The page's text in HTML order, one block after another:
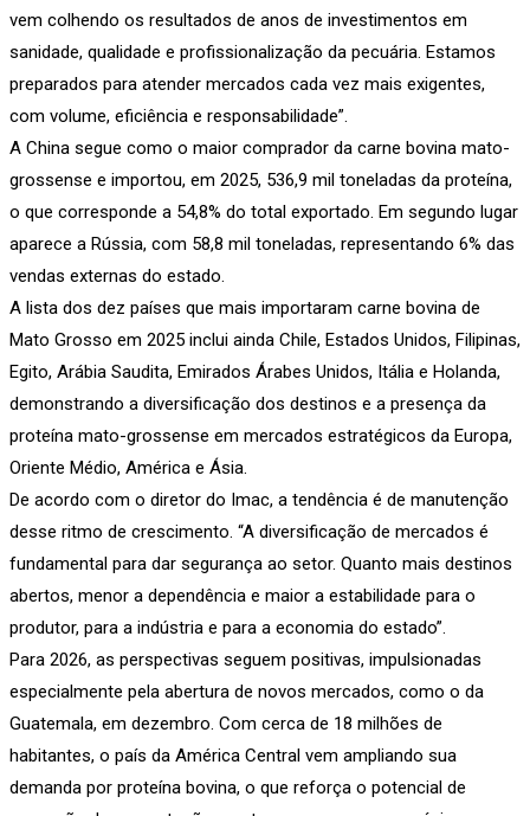
vem colhendo os resultados de anos de investimentos em
sanidade, qualidade e profissionalização da pecuária. Estamos
preparados para atender mercados cada vez mais exigentes,
com volume, eficiência e responsabilidade”.
A China segue como o maior comprador da carne bovina mato-
grossense e importou, em 2025, 536,9 mil toneladas da proteína,
o que corresponde a 54,8% do total exportado. Em segundo lugar
aparece a Rússia, com 58,8 mil toneladas, representando 6% das
vendas externas do estado.
A lista dos dez países que mais importaram carne bovina de
Mato Grosso em 2025 inclui ainda Chile, Estados Unidos, Filipinas,
Egito, Arábia Saudita, Emirados Árabes Unidos, Itália e Holanda,
demonstrando a diversificação dos destinos e a presença da
proteína mato-grossense em mercados estratégicos da Europa,
Oriente Médio, América e Ásia.
De acordo com o diretor do Imac, a tendência é de manutenção
desse ritmo de crescimento. “A diversificação de mercados é
fundamental para dar segurança ao setor. Quanto mais destinos
abertos, menor a dependência e maior a estabilidade para o
produtor, para a indústria e para a economia do estado”.
Para 2026, as perspectivas seguem positivas, impulsionadas
especialmente pela abertura de novos mercados, como o da
Guatemala, em dezembro. Com cerca de 18 milhões de
habitantes, o país da América Central vem ampliando sua
demanda por proteína bovina, o que reforça o potencial de